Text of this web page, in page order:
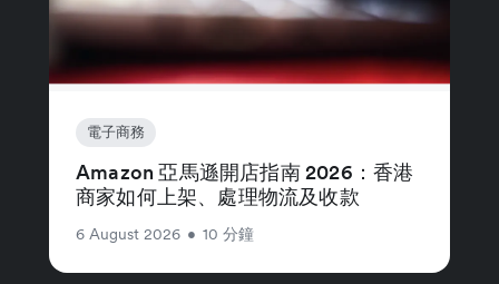
電子商務
Amazon 亞馬遜開店指南 2026：香港
商家如何上架、處理物流及收款
6 August 2026 • 10 分鐘